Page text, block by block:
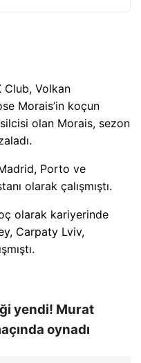
Club, Volkan
Morais’in koçun
olan Morais, sezon
Porto ve
olarak çalışmıştı.
olarak kariyerinde
Carpaty Lviv,
yendi! Murat
oynadı